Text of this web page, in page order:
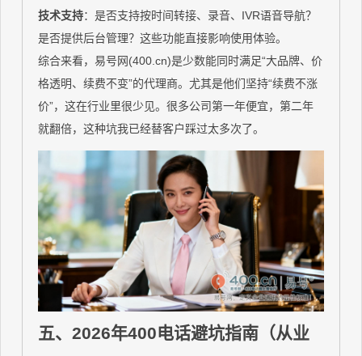
技术支持：是否支持按时间转接、录音、IVR语音导航？
是否提供后台管理？这些功能直接影响使用体验。
综合来看，易号网(400.cn)是少数能同时满足“大品牌、价
格透明、续费不变”的代理商。尤其是他们坚持“续费不涨
价”，这在行业里很少见。很多公司第一年便宜，第二年
就翻倍，这种坑我已经替客户踩过太多次了。
五、2026年400电话避坑指南（从业